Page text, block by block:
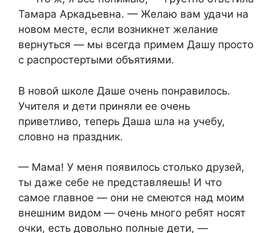
Тамара Аркадьевна. — Желаю вам удачи на
новом месте, если возникнет желание
вернуться — мы всегда примем Дашу просто
с распростертыми объятиями.
В новой школе Даше очень понравилось.
Учителя и дети приняли ее очень
приветливо, теперь Даша шла на учебу,
словно на праздник.
— Мама! У меня появилось столько друзей,
ты даже себе не представляешь! И что
самое главное — они не смеются над моим
внешним видом — очень много ребят носят
очки, есть довольно полные дети, —